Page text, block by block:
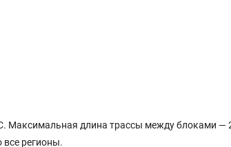
Максимальная длина трассы между блоками
все регионы.